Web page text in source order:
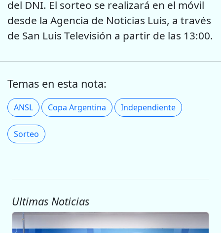
del DNI. El sorteo se realizará en el móvil
desde la Agencia de Noticias Luis, a través
de San Luis Televisión a partir de las 13:00.
Temas en esta nota:
ANSL Copa Argentina Independiente
Sorteo
Ultimas Noticias